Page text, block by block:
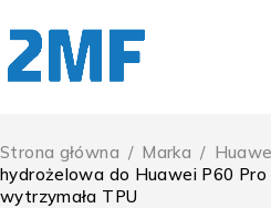
Strona główna / Marka /
hydrożelowa do Huawei P60 Pro
wytrzymała TPU